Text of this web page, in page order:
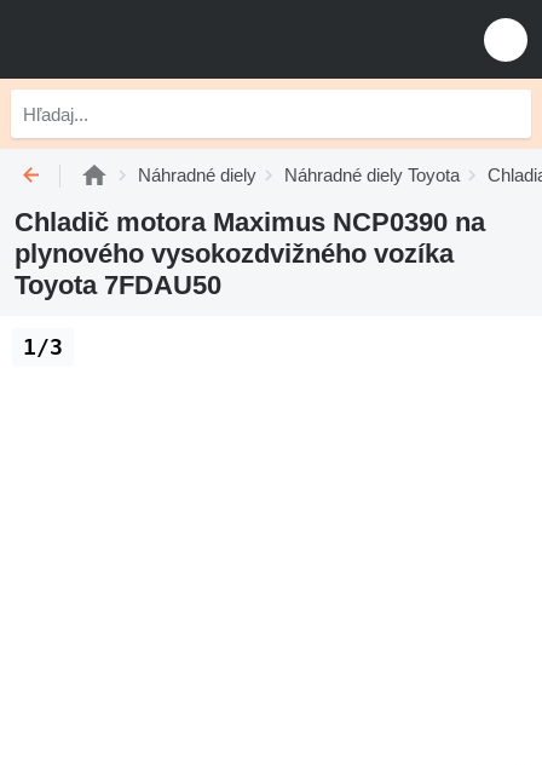
Náhradné diely Náhradné diely Toyota
Chladič motora Maximus NCP0390 na
plynového vysokozdvižného vozíka
Toyota 7FDAU50
1/3